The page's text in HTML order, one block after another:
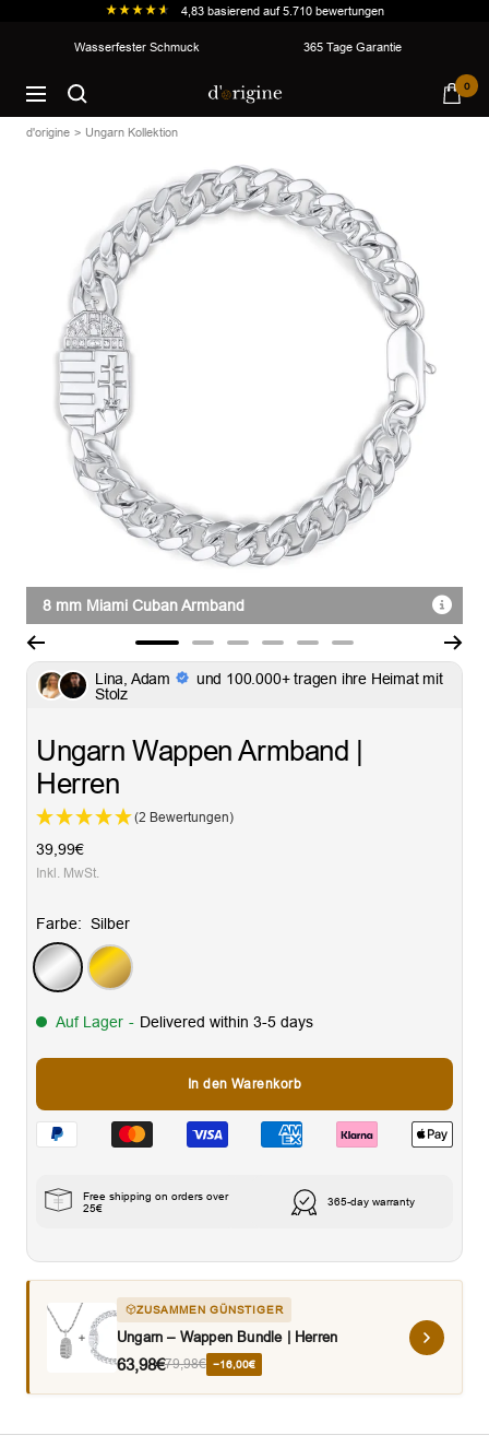
4,83 basierend auf5.710 bewertungen
Inhalt
Wasserfester Schmuck 365 Tage Garantie
Navigation
d'origine 0
d'origine Ungarn Kollektion
8 mm Miami Cuban Armband
Slide
Slide SlideSlideSlideSlide
Lina, Adam
und 100.000+ tragen ihre Heimat mit
Stolz
Ungarn Wappen Armband |
Herren
(2 Bewertungen)
Angebotspreis
39,99€
Inkl. MwSt.
Farbe: Silber
Silber
Gold
Auf Lager - Delivered within 3-5 days
In den Warenkorb
Free shipping on orders over
25€
365-day warranty
ZUSAMMEN GÜNSTIGER
Ungarn – Wappen Bundle | Herren
63,98€79,98€ −16,00€